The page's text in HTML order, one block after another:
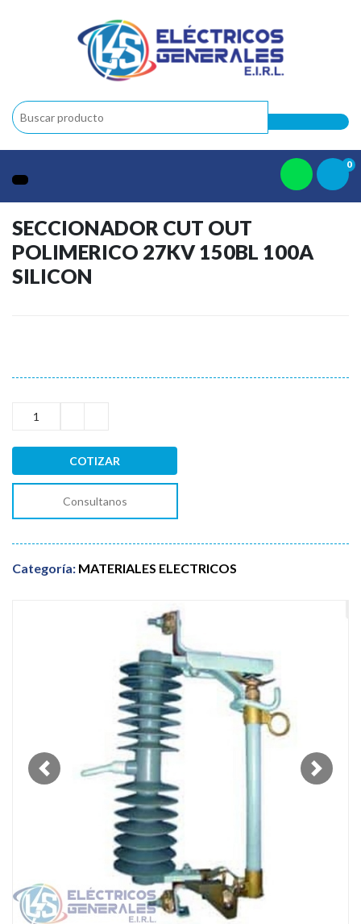
0
Previous Next
SECCIONADOR CUT OUT
POLIMERICO 27KV 150BL 100A
SILICON
COTIZAR
Consultanos
Categoría: MATERIALES ELECTRICOS